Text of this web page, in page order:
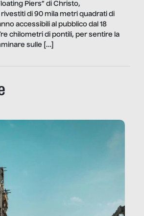
Piers” di Christo,
di 90 mila metri quadrati di
accessibili al pubblico dal 18
chilometri di pontili, per sentire la
sulle […]